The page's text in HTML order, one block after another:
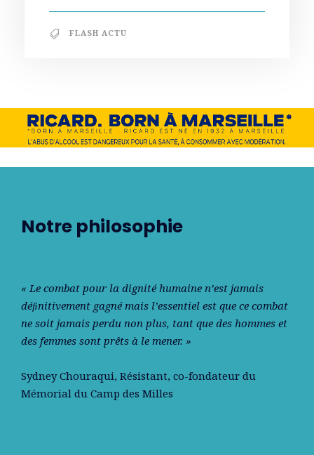
FLASH ACTU
Notre philosophie
« Le combat pour la dignité humaine n’est jamais
déﬁnitivement gagné mais l’essentiel est que ce combat
ne soit jamais perdu non plus, tant que des hommes et
des femmes sont prêts à le mener. »
Sydney Chouraqui, Résistant, co-fondateur du
Mémorial du Camp des Milles